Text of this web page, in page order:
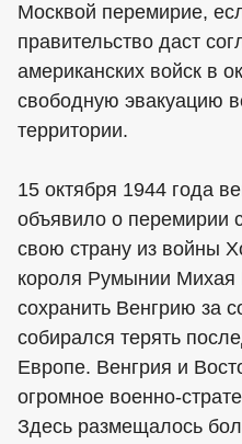
Москвой перемирие,
правительство даст
американских войск в
свободную эвакуацию
территории.
15 октября 1944 года
объявило о перемирии
свою страну из войны
короля Румынии Михая
сохранить Венгрию за
собирался терять
Европе. Венгрия и
огромное военно-
Здесь размещалось